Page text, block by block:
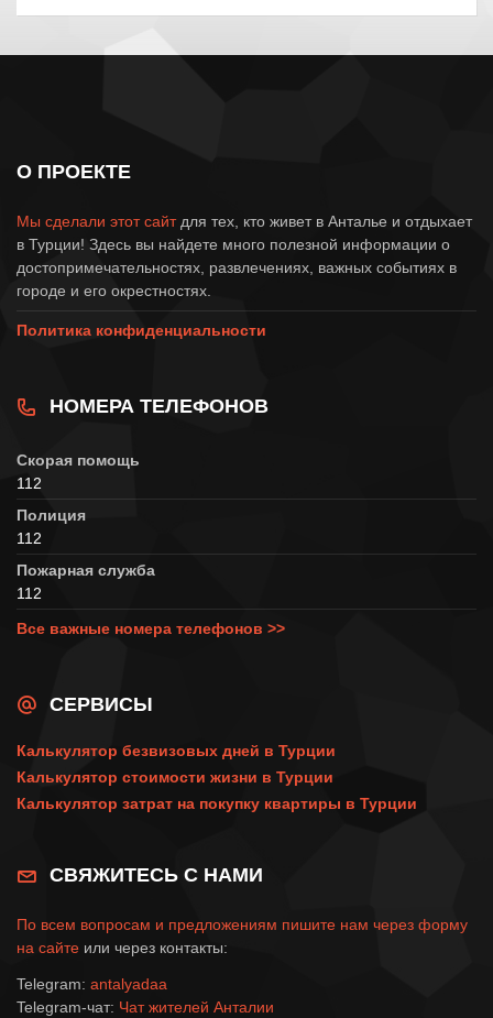
О ПРОЕКТЕ
Мы сделали этот сайтдля тех, кто живет в Анталье и отдыхает
в Турции! Здесь вы найдете много полезной информации о
достопримечательностях, развлечениях, важных событиях в
городе и его окрестностях.
Политика конфиденциальности
НОМЕРА ТЕЛЕФОНОВ
Скорая помощь
112
Полиция
112
Пожарная служба
112
Все важные номера телефонов >>
СЕРВИСЫ
Калькулятор безвизовых дней в Турции
Калькулятор стоимости жизни в Турции
Калькулятор затрат на покупку квартиры в Турции
СВЯЖИТЕСЬ С НАМИ
По всем вопросам и предложениям пишите нам через форму
на сайте или через контакты:
Telegram: antalyadaa
Telegram-чат: Чат жителей Анталии